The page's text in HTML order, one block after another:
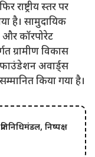
राष्ट्रीय स्तर पर
है। सामुदायिक
कॉरपोरेट
ग्रामीण विकास
अवार्ड्स
किया गया है।
निष्पक्ष